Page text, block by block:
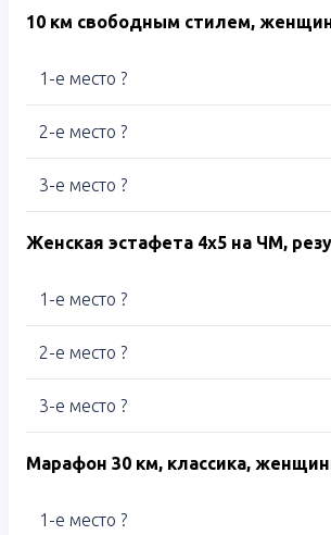
10 км свободным стилем,
1-е место ?
2-е место ?
3-е место ?
Женская эстафета 4х5 на ЧМ,
1-е место ?
2-е место ?
3-е место ?
Марафон 30 км, классика,
1-е место ?